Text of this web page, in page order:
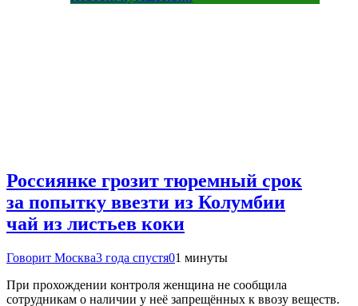
Россиянке грозит тюремный срок
за попытку ввезти из Колумбии
чай из листьев коки
Говорит Москва3 года спустя01 минуты
При прохождении контроля женщина не сообщила
сотрудникам о наличии у неё запрещённых к ввозу веществ.